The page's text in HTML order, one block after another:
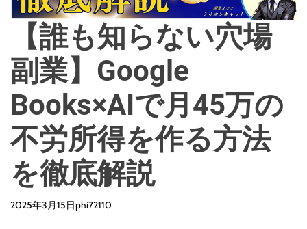
【誰も知らない穴場
副業】Google
Books×AIで月45万の
不労所得を作る方法
を徹底解説
2025年3月15日phi72110